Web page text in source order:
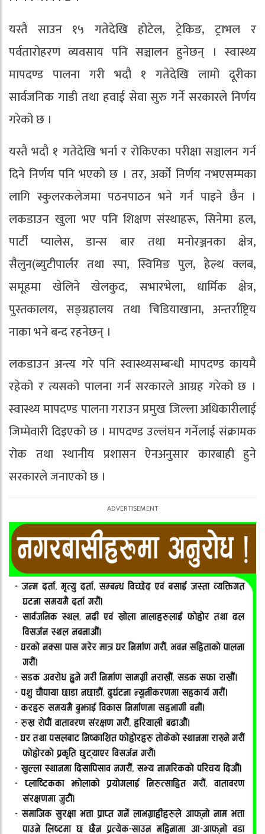
यस्तै साउन १५ गतेदेखि होटेल, ट्रेकिङ, ट्राभल र
पर्वतारोहरण व्यवसाय पनि सञ्चालन हुनेछन् । स्वास्थ्य
मापदण्ड पालना गरी भदौ १ गतेदेखि लामो दूरीका
सार्वजनिक गाडी तथा हवाई सेवा सुरु गर्ने सरकारले निर्णय
गरेको छ ।
यस्तै भदौ १ गतेदेखि भर्ना र रोकिएका परीक्षा सञ्चालन गर्न
दिने निर्णय पनि भएको छ । तर, अर्को निर्णय नभएसम्मका
लागि स्कुलरकलेजमा पठनपाठन भने गर्न पाइने छैन ।
लकडाउन खुला भए पनि शिक्षण संस्थाहरू, सिनेमा हल,
पार्टी प्यालेस, डान्स बार तथा मनोरञ्जनका क्षेत्र,
सैलुन(ब्युटीपार्लर तथा स्पा, स्विमिङ पुल, हेल्थ क्लब,
समूहमा खेलिने खेलकुद, सभारभेला, धार्मिक क्षेत्र,
पुस्तकालय, सङ्ग्रहालय तथा चिडियाखाना, अन्तर्राष्ट्रिय
नाका भने बन्द रहनेछन् ।
लकडाउन अन्त्य गरे पनि स्वास्थ्यसम्बन्धी मापदण्ड कायमै
रहेको र त्यसको पालना गर्न सरकारले आग्रह गरेको छ ।
स्वास्थ्य मापदण्ड पालना गराउन प्रमुख जिल्ला अधिकारीलाई
जिम्मेवारी दिइएको छ । मापदण्ड उल्लंघन गर्नेलाई संक्रामक
रोक तथा स्थानीय प्रशासन ऐनअनुसार कारबाही हुने
सरकारले जनाएको छ ।